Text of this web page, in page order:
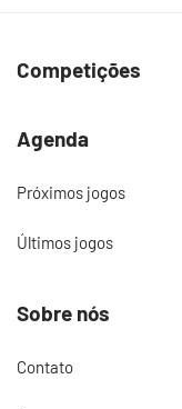
Competições
Agenda
Próximos jogos
Últimos jogos
Sobre nós
Contato